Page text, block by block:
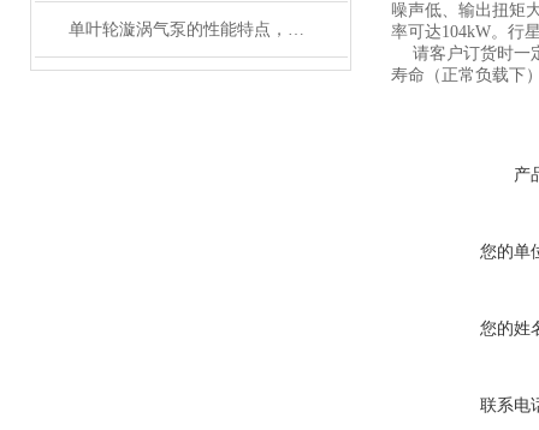
单叶轮漩涡气泵的性能特点，就差你没看过了
噪声低、输出扭矩
率可达104kW。行
请客户订货时一
寿命（正常负载下
产
您的单
您的姓
联系电